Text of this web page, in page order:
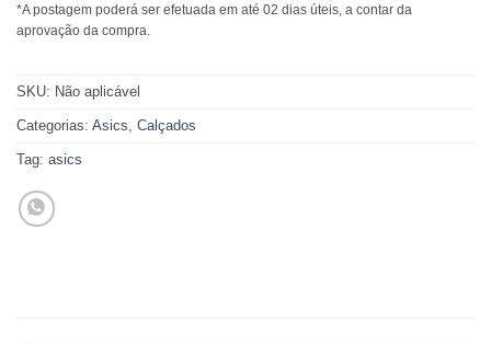
*A postagem poderá ser efetuada em até 02 dias úteis, a contar da
aprovação da compra.
SKU: Não aplicável
Categorias: Asics, Calçados
Tag: asics